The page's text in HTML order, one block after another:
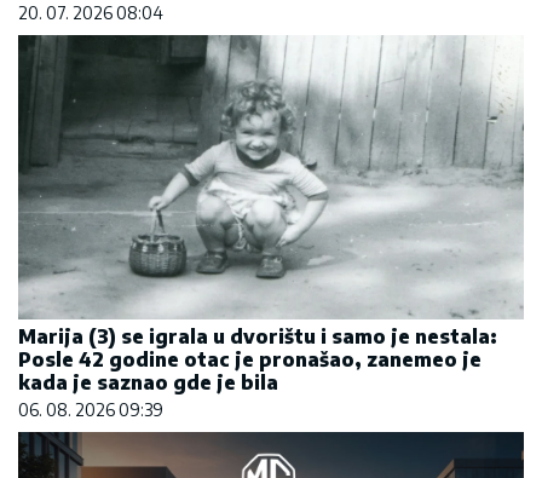
20. 07. 2026 08:04
Marija (3) se igrala u dvorištu i samo je nestala:
Posle 42 godine otac je pronašao, zanemeo je
kada je saznao gde je bila
06. 08. 2026 09:39